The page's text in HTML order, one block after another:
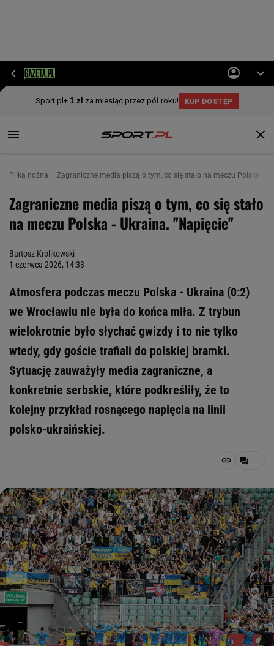
Piłka nożna Zagraniczne media piszą o tym, co się stało na meczu Polska -
Zagraniczne media piszą o tym, co się stało
na meczu Polska - Ukraina. "Napięcie"
Bartosz Królikowski
1 czerwca 2026, 14:33
Atmosfera podczas meczu Polska - Ukraina (0:2)
we Wrocławiu nie była do końca miła. Z trybun
wielokrotnie było słychać gwizdy i to nie tylko
wtedy, gdy goście trafiali do polskiej bramki.
Sytuację zauważyły media zagraniczne, a
konkretnie serbskie, które podkreśliły, że to
kolejny przykład rosnącego napięcia na linii
polsko-ukraińskiej.